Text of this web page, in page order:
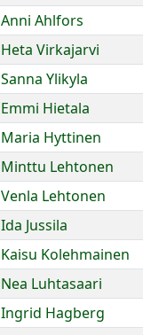
Anni Ahlfors
Heta Virkajarvi
Sanna Ylikyla
Emmi Hietala
Maria Hyttinen
Minttu Lehtonen
Venla Lehtonen
Ida Jussila
Kaisu Kolehmainen
Nea Luhtasaari
Ingrid Hagberg